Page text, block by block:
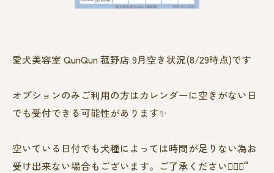
愛犬美容室 QunQun 菰野店 9月空き状況(8/29時点)です
オプションのみご利用の方はカレンダーに空きがない日
でも受付できる可能性があります✨️
空いている日付でも犬種によっては時間が足りない為お
受け出来ない場合もございます。ご了承ください🙇🏻‍♀️՞